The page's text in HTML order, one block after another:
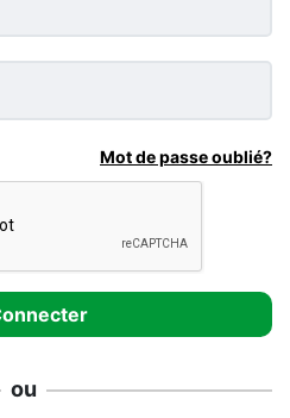
Mot de passe oublié?
ou